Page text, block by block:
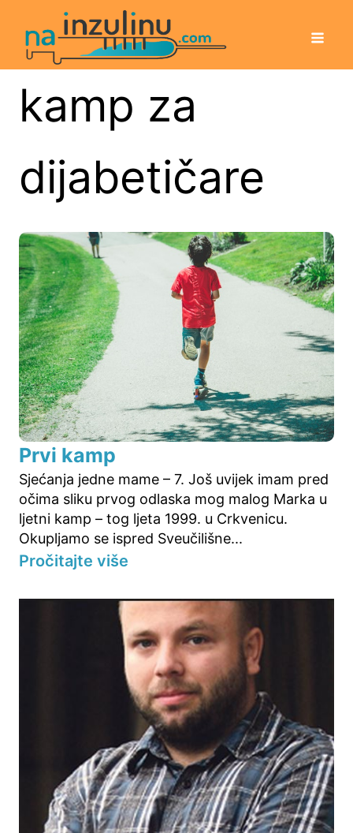
kamp za
dijabetičare
Prvi kamp
Sjećanja jedne mame – 7. Još uvijek imam pred
očima sliku prvog odlaska mog malog Marka u
ljetni kamp – tog ljeta 1999. u Crkvenicu.
Okupljamo se ispred Sveučilišne...
Pročitajte više